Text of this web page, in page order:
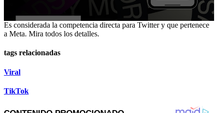
0
seconds
minute,
seconds
Es considerada la competencia directa para Twitter y que pertenece
a Meta. Mira todos los detalles.
tags relacionadas
Viral
TikTok